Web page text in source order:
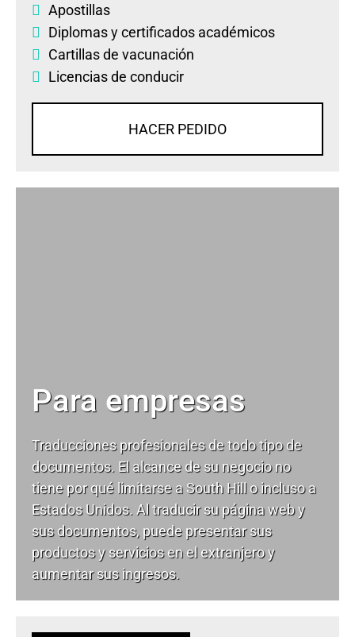
Apostillas
Diplomasycertificados académicos
Cartillas de vacunación
Licencias de conducir
HACER PEDIDO
Para empresas
Traducciones profesionales de todo tipo de
documentos. El alcance de su negocio no
tiene por qué limitarse a South Hill o incluso a
Estados Unidos. Al traducir su página web y
sus documentos, puede presentar sus
productos y servicios en el extranjero y
aumentar sus ingresos.